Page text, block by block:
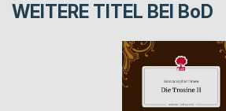
WEITERE TITEL BEI BoD